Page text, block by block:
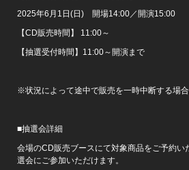
2025年6月1日(日) 開場14:00／開演15:00
【CD販売時間】 11:00～
【抽選受付時間】11:00～開演まで
※状況によって途中で販売を一時中断する場合
■抽選会詳細
会場のCD販売ブースにて対象商品をご予約い
選会にご参加いただけます。